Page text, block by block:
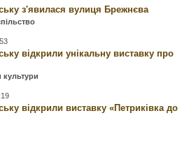
з'явилася вулиця Брежнєва
відкрили унікальну виставку про
відкрили виставку «Петриківка до